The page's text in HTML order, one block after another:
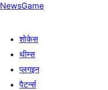
NewsGame
शोकेस
थीम्स
प्लगइन
पैटर्न्स